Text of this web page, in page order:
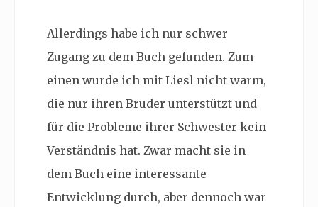
Allerdings habe ich nur schwer
Zugang zu dem Buch gefunden. Zum
einen wurde ich mit Liesl nicht warm,
die nur ihren Bruder unterstützt und
für die Probleme ihrer Schwester kein
Verständnis hat. Zwar macht sie in
dem Buch eine interessante
Entwicklung durch, aber dennoch war